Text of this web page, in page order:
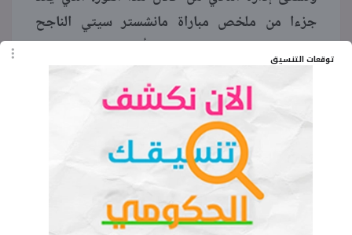
توقعات التنسيق
جزءا من ملخص مباراة مانشستر سيتي الناجح
محليا، إلى تقليص الفارق مع أرسنال في الجولات
المتبقية من عمر المسابقة، مع استمرار الاعتماد على
العناصر الهجومية التي حسمت مواجهة كريستال
بالاس الأخيرة بنتيجة 3 - 0 على ملعب الاتحاد.
الكلمات المفتاحية
ملخص مباراة مانشستر سيتي